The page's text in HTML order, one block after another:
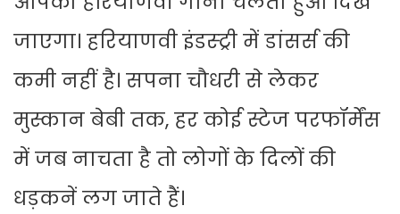
जाएगा। हरियाणवी इंडस्ट्री में डांसर्स की
कमी नहीं है। सपना चौधरी से लेकर
मुस्कान बेबी तक, हर कोई स्टेज परफॉर्मेंस
में जब नाचता है तो लोगों के दिलों की
धड़कनें लग जाते हैं।